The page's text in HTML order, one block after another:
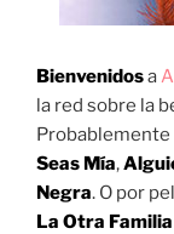
Bienvenidosa
la red sobre la
Probablemente
Seas Mía,
Negra. O por
La Otra Familia